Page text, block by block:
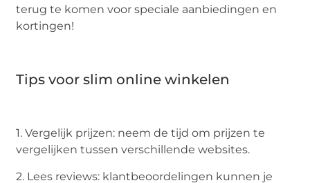
terug te komen voor speciale aanbiedingen en
kortingen!
Tips voor slim online winkelen
1. Vergelijk prijzen: neem de tijd om prijzen te
vergelijken tussen verschillende websites.
2. Lees reviews: klantbeoordelingen kunnen je